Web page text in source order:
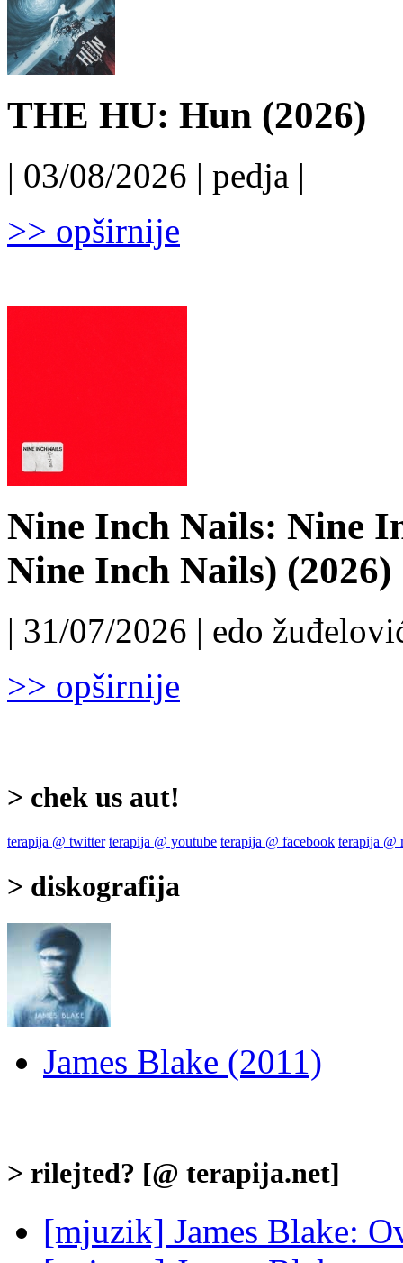
THE HU: Hun (2026)
| 03/08/2026 | pedja |
>> opširnije
Nine Inch Nails: Nine
Nine Inch Nails) (2026)
| 31/07/2026 | edo
>> opširnije
> chek us aut!
terapija @ twitter terapija @ youtube terapija @ facebook terapija @
> diskografija
James Blake (2011)
> rilejted? [@ terapija.net]
[mjuzik] James Blake: